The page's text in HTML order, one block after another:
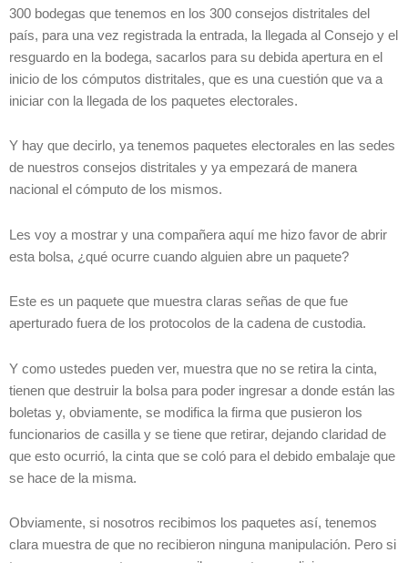
300 bodegas que tenemos en los 300 consejos distritales del
país, para una vez registrada la entrada, la llegada al Consejo y el
resguardo en la bodega, sacarlos para su debida apertura en el
inicio de los cómputos distritales, que es una cuestión que va a
iniciar con la llegada de los paquetes electorales.
Y hay que decirlo, ya tenemos paquetes electorales en las sedes
de nuestros consejos distritales y ya empezará de manera
nacional el cómputo de los mismos.
Les voy a mostrar y una compañera aquí me hizo favor de abrir
esta bolsa, ¿qué ocurre cuando alguien abre un paquete?
Este es un paquete que muestra claras señas de que fue
aperturado fuera de los protocolos de la cadena de custodia.
Y como ustedes pueden ver, muestra que no se retira la cinta,
tienen que destruir la bolsa para poder ingresar a donde están las
boletas y, obviamente, se modifica la firma que pusieron los
funcionarios de casilla y se tiene que retirar, dejando claridad de
que esto ocurrió, la cinta que se coló para el debido embalaje que
se hace de la misma.
Obviamente, si nosotros recibimos los paquetes así, tenemos
clara muestra de que no recibieron ninguna manipulación. Pero si